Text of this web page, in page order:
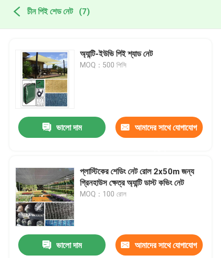
চীন পিই শেড নেট (7)
অ্যান্টি-ইউভি পিই শ্যাড নেট
MOQ：500 পিসি
ভালো দাম আমাদের সাথে যোগাযোগ
প্লাস্টিকের শেডিং নেট রোল 2x50m জন্য
গ্রিনহাউস ক্ষেত্র অ্যান্টি ডাস্ট কভিং নেট
MOQ：100 রোল
ভালো দাম আমাদের সাথে যোগাযোগ